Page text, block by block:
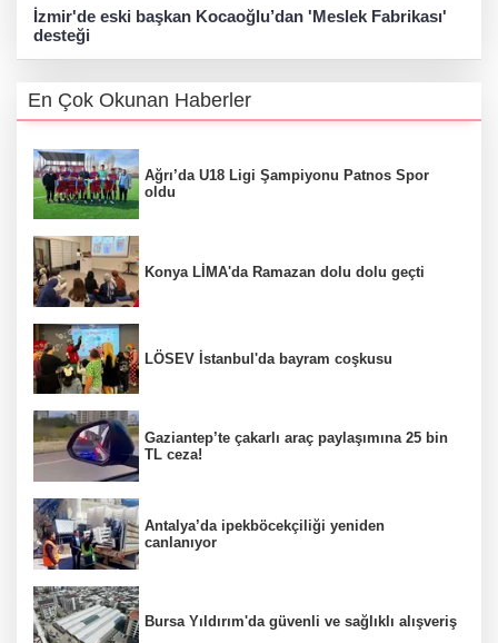
İzmir'de eski başkan Kocaoğlu’dan 'Meslek Fabrikası'
desteği
En Çok Okunan Haberler
Ağrı’da U18 Ligi Şampiyonu Patnos Spor
oldu
Konya LİMA'da Ramazan dolu dolu geçti
LÖSEV İstanbul'da bayram coşkusu
Gaziantep’te çakarlı araç paylaşımına 25 bin
TL ceza!
Antalya’da ipekböcekçiliği yeniden
canlanıyor
Bursa Yıldırım'da güvenli ve sağlıklı alışveriş